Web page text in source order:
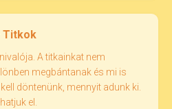
Titkok
A titkainkat nem
megbántanak és mi is
döntenünk, mennyit adunk ki.
el.